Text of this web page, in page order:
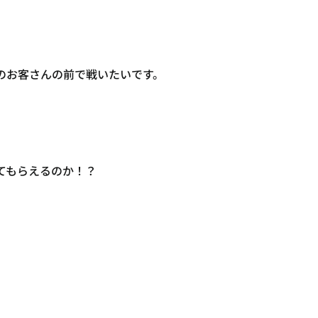
客さんの前で戦いたいです。
らえるのか！？